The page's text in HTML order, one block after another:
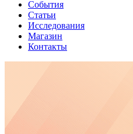
События
Статьи
Исследования
Магазин
Контакты